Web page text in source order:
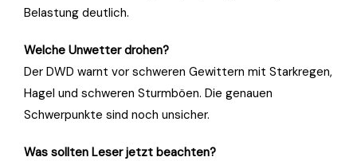
Belastung deutlich.
Welche Unwetter drohen?
Der DWD warnt vor schweren Gewittern mit Starkregen,
Hagel und schweren Sturmböen. Die genauen
Schwerpunkte sind noch unsicher.
Was sollten Leser jetzt beachten?